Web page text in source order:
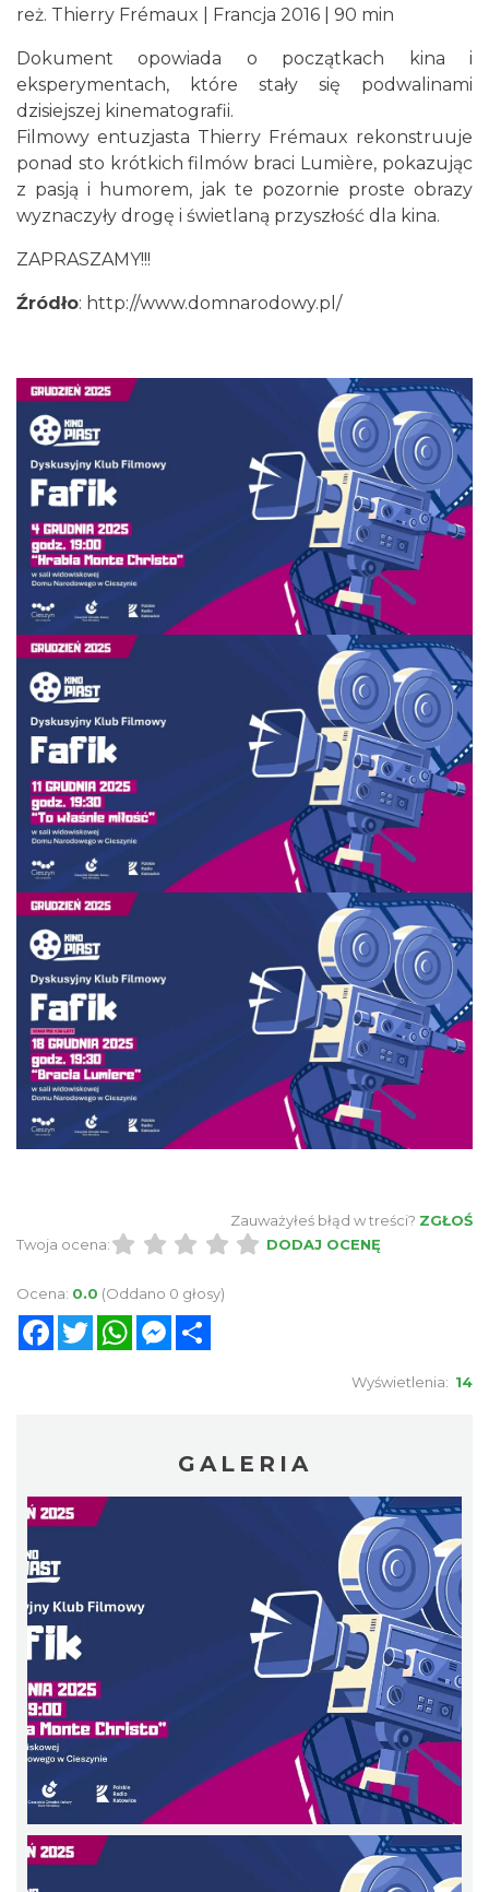
reż. Thierry Frémaux | Francja 2016 | 90 min
Dokument opowiada o początkach kina i
eksperymentach, które stały się podwalinami
dzisiejszej kinematografii.
Filmowy entuzjasta Thierry Frémaux rekonstruuje
ponad sto krótkich filmów braci Lumière, pokazując
z pasją i humorem, jak te pozornie proste obrazy
wyznaczyły drogę i świetlaną przyszłość dla kina.
ZAPRASZAMY!!!
Źródło: http://www.domnarodowy.pl/
Zauważyłeś błąd w treści? ZGŁOŚ
Twoja ocena:
DODAJ OCENĘ
Ocena: 0.0 (Oddano 0 głosy)
FacebookTwitterWhatsAppMessenger
Wyświetlenia: 14
GALERIA